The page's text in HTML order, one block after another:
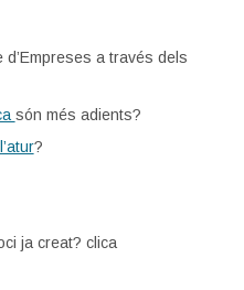
a través dels
són més adients?
?
ja creat? clica